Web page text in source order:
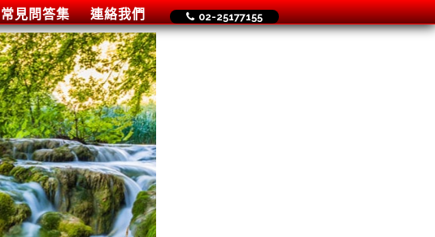
02-25177155
常見問答集 連絡我們